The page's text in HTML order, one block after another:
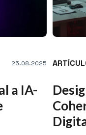
25.08.2025
a IA-